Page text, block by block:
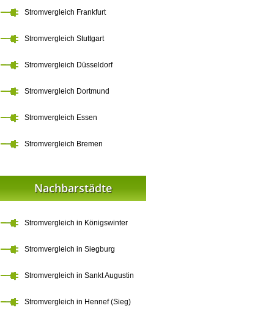
Stromvergleich Frankfurt
Stromvergleich Stuttgart
Stromvergleich Düsseldorf
Stromvergleich Dortmund
Stromvergleich Essen
Stromvergleich Bremen
Nachbarstädte
Stromvergleich in Königswinter
Stromvergleich in Siegburg
Stromvergleich in Sankt Augustin
Stromvergleich in Hennef (Sieg)